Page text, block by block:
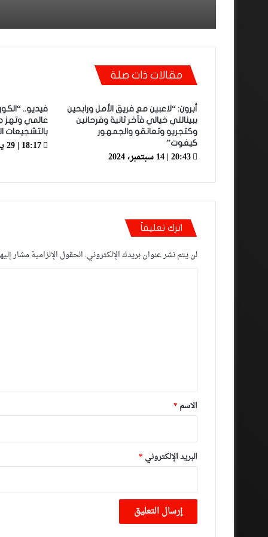
أمام الدفاع الحسني
مقالات ذات صلة
أبرون: “لاعبين مع فريق الأمل ورابحين
ببينالتي خيالي فآخر ثانية وفرحانين
وكتجريو وتعانقو والجمهور
كيغوت”
20:43 | 14 سبتمبر، 2024
فيديو..
عالمي وتهز
بالتشجيعات
18:17 | 29 يونيو، 2022
اترك تعليقاً
لن يتم نشر عنوان بريدك الإلكتروني.الحقول الإلزامية مشار
*
الاسم *
البريد الإلكتروني *